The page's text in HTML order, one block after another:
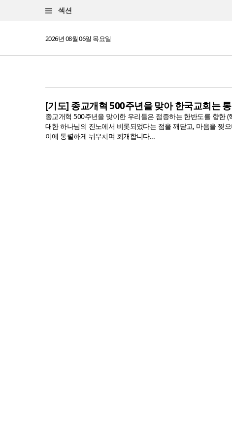
섹션
2026년 08월 06일 목요일
[기도] 종교개혁 500주년을 맞아 한국교회는
종교개혁 500주년을 맞이한 우리들은 점증하는 한반도를 향한
대한 하나님의 진노에서 비롯되었다는 점을 깨닫고, 마음을 찢
이에 통렬하게 뉘우치며 회개합니다...